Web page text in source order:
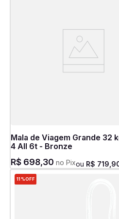
Mala de Viagem Grande 32
4 All 6t - Bronze
R$ 698,30 no Pixou R$ 719
11%OFF